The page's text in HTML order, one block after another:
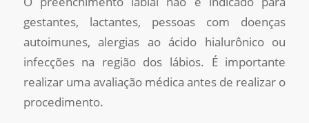
gestantes, lactantes, pessoas com doenças
autoimunes, alergias ao ácido hialurônico ou
infecções na região dos lábios. É importante
realizar uma avaliação médica antes de realizar o
procedimento.